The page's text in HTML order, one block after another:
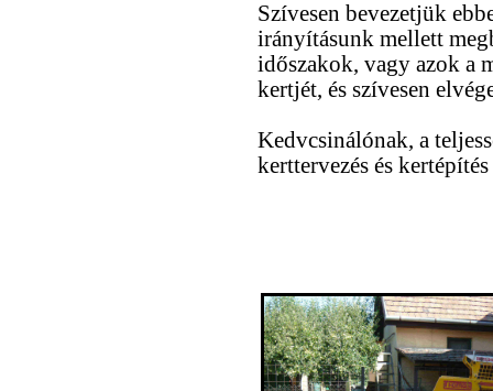
Szívesen bevezetjük
irányításunk mellett
időszakok, vagy azok a
kertjét, és szívesen
Kedvcsinálónak, a
kerttervezés és